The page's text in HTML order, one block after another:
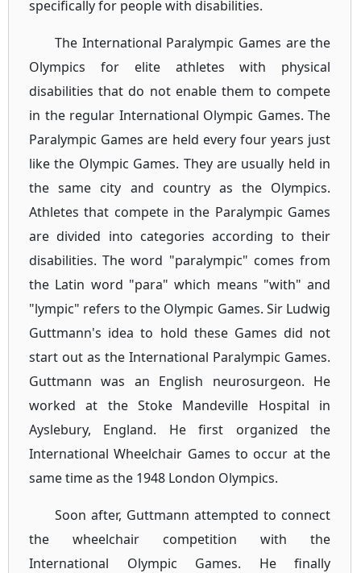
specifically for people with disabilities.
The International Paralympic Games are the
Olympics for elite athletes with physical
disabilities that do not enable them to compete
in the regular International Olympic Games. The
Paralympic Games are held every four years just
like the Olympic Games. They are usually held in
the same city and country as the Olympics.
Athletes that compete in the Paralympic Games
are divided into categories according to their
disabilities. The word "paralympic" comes from
the Latin word "para" which means "with" and
"lympic" refers to the Olympic Games. Sir Ludwig
Guttmann's idea to hold these Games did not
start out as the International Paralympic Games.
Guttmann was an English neurosurgeon. He
worked at the Stoke Mandeville Hospital in
Ayslebury, England. He first organized the
International Wheelchair Games to occur at the
same time as the 1948 London Olympics.
Soon after, Guttmann attempted to connect
the wheelchair competition with the
International Olympic Games. He finally